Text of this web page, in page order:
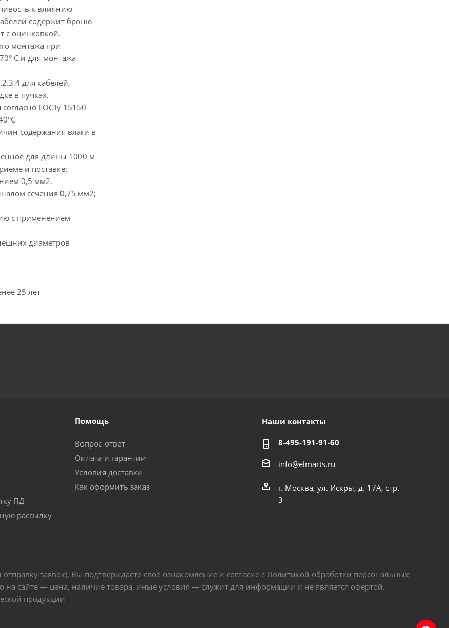
к влиянию
содержит броню
с оцинковкой.
монтажа при
С и для монтажа
для кабелей,
в пучках.
ГОСТу 15150-
содержания влаги в
для длины 1000 м
и поставке:
0,5 мм2,
сечения 0,75 мм2;
с применением
диаметров
25 лет
ПД
рассылку
Помощь
Вопрос-ответ
Оплата и гарантии
Условия доставки
Как оформить заказ
Наши контакты
8-495-191-91-60
info@elmarts.ru
г. Москва, ул. Искры, д. 17А, стр.
3
заявок), Вы подтверждаете своё ознакомление и согласие с Политикой обработки персональных
на сайте — цена, наличие товара, иные условия — служит для информации и не является офертой.
продукции